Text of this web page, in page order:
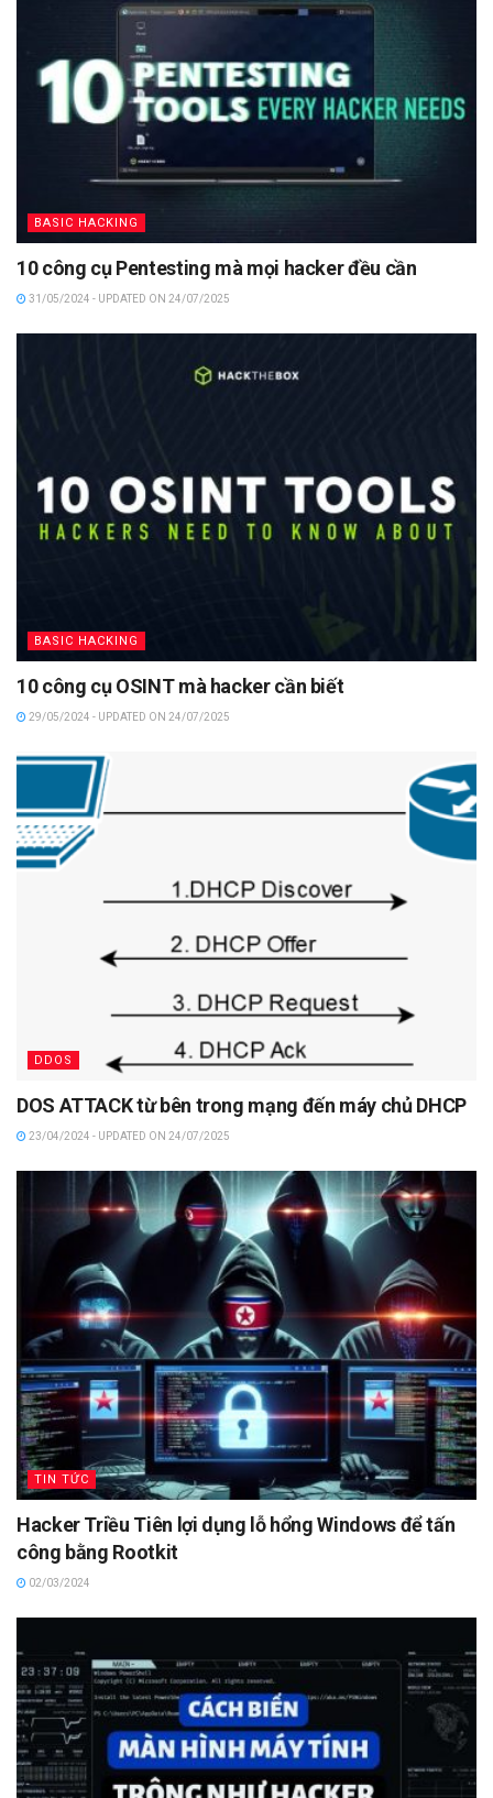
BASIC HACKING
10 công cụ Pentesting mà mọi hacker đều cần
31/05/2024 - UPDATED ON 24/07/2025
BASIC HACKING
10 công cụ OSINT mà hacker cần biết
29/05/2024 - UPDATED ON 24/07/2025
DDOS
DOS ATTACK từ bên trong mạng đến máy chủ DHCP
23/04/2024 - UPDATED ON 24/07/2025
TIN TỨC
Hacker Triều Tiên lợi dụng lỗ hổng Windows để tấn
công bằng Rootkit
02/03/2024